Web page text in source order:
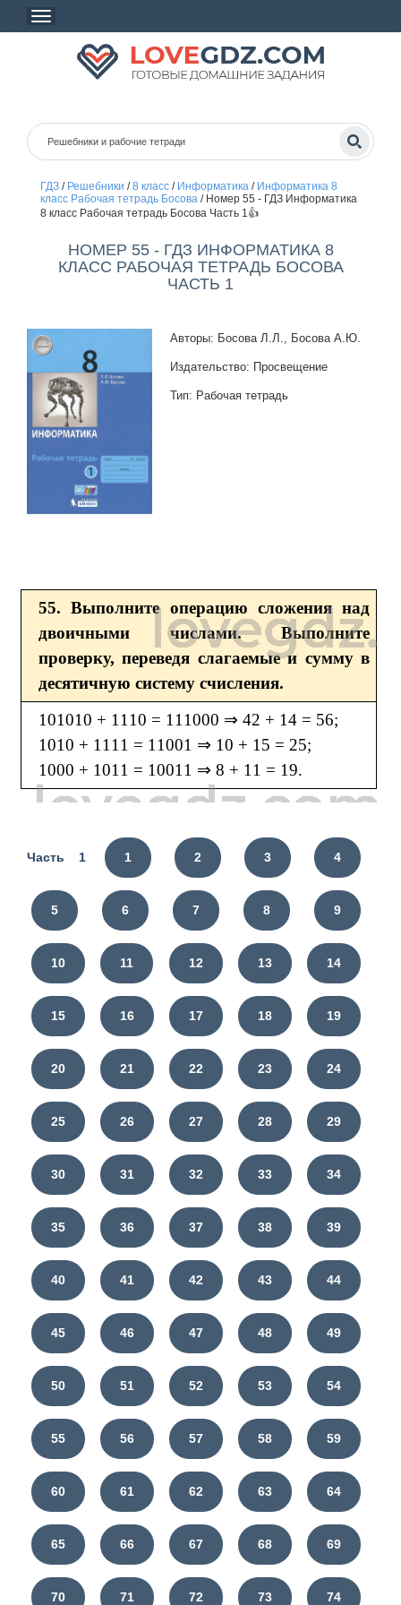
ГДЗ/ Решебники /8 класс/ Информатика/ Информатика 8
класс Рабочая тетрадь Босова/ Номер 55 - ГДЗ Информатика
8 класс Рабочая тетрадь Босова Часть 1👍
НОМЕР 55 - ГДЗ ИНФОРМАТИКА 8
КЛАСС РАБОЧАЯ ТЕТРАДЬ БОСОВА
ЧАСТЬ 1
Авторы: Босова Л.Л., Босова А.Ю.
Издательство: Просвещение
Тип: Рабочая тетрадь
55. Выполните операцию сложения над
двоичными числами. Выполните
проверку, переведя слагаемые и сумму в
десятичную систему счисления.
101010 + 1110 = 111000 ⇒ 42 + 14 = 56;
1010 + 1111 = 11001 ⇒ 10 + 15 = 25;
1000 + 1011 = 10011 ⇒ 8 + 11 = 19.
Часть 1 1 2 3 4
5 6 7 8 9
10 11 12 13 14
15 16 17 18 19
20 21 22 23 24
25 26 27 28 29
30 31 32 33 34
35 36 37 38 39
40 41 42 43 44
45 46 47 48 49
50 51 52 53 54
55 56 57 58 59
60 61 62 63 64
65 66 67 68 69
70 71 72 73 74